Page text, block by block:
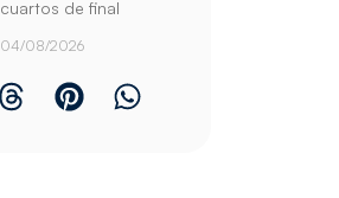
cuartos de final
04/08/2026